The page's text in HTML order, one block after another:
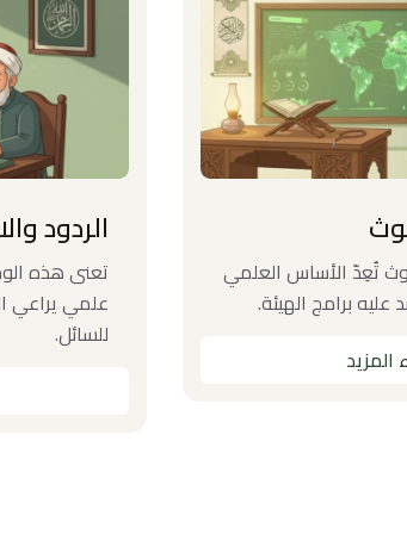
تُعِدّ الأساس العلمي
برامج الهيئة.
المزيد
الردود
تعنى هذه
علمي يراعي
للسائل.